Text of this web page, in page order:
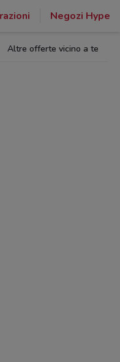
Negozi Hype
Altre offerte vicino a te